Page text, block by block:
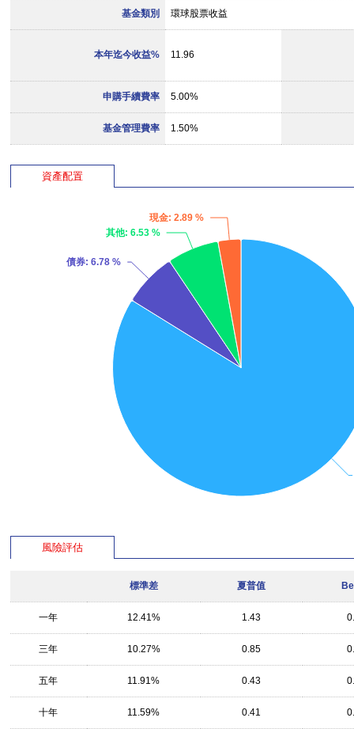
基金類別 環球股票收益
本年迄今收益% 11.96
申購手續費率 5.00%
基金管理費率 1.50%
資產配置
債券: 6.78 %
其他: 6.53 %
現金: 2.89 %
風險評估
標準差 夏普值
一年 12.41% 1.43
三年 10.27% 0.85
五年 11.91% 0.43
十年 11.59% 0.41